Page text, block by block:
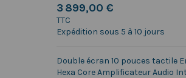
3 899,00 €
TTC
Expédition sous 5 à 10 jours
Double écran 10 pouces tactile
Hexa Core Amplificateur Audio